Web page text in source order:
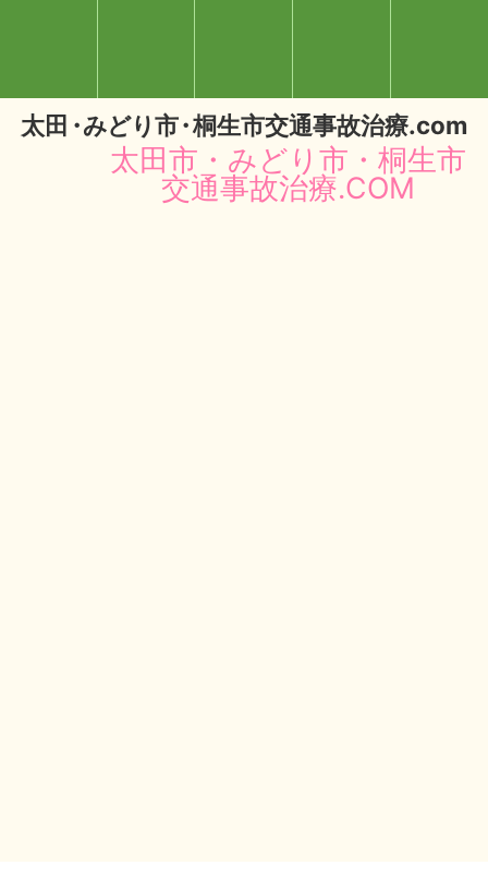
太田・みどり市・桐生市交通事故治療.com
太田市・みどり市・桐生市
交通事故治療.COM